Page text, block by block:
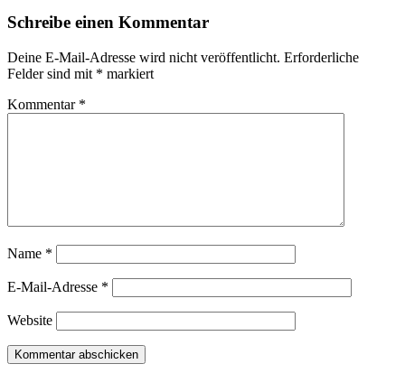
Schreibe einen Kommentar
Deine E-Mail-Adresse wird nicht veröffentlicht. Erforderliche
Felder sind mit * markiert
Kommentar *
Name *
E-Mail-Adresse *
Website